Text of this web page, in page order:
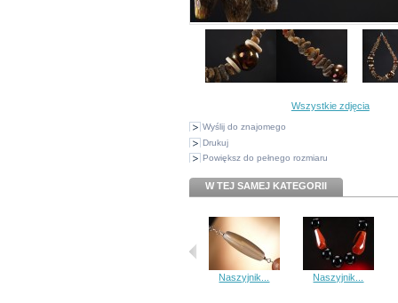
Wszystkie zdjęcia
Wyślij do znajomego
Drukuj
Powiększ do pełnego rozmiaru
W TEJ SAMEJ KATEGORII
Naszyjnik... Naszyjnik...